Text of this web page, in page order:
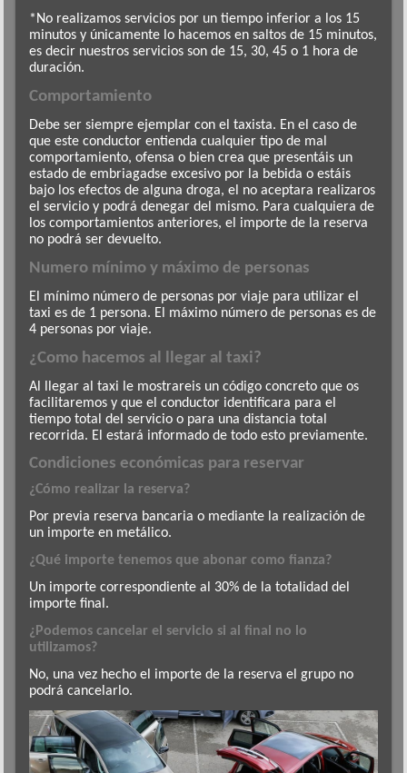
*No realizamos servicios por un tiempo inferior a los 15
minutos y únicamente lo hacemos en saltos de 15 minutos,
es decir nuestros servicios son de 15, 30, 45 o 1 hora de
duración.
Comportamiento
Debe ser siempre ejemplar con el taxista. En el caso de
que este conductor entienda cualquier tipo de mal
comportamiento, ofensa o bien crea que presentáis un
estado de embriagadse excesivo por la bebida o estáis
bajo los efectos de alguna droga, el no aceptara realizaros
el servicio y podrá denegar del mismo. Para cualquiera de
los comportamientos anteriores, el importe de la reserva
no podrá ser devuelto.
Numero mínimo y máximo de personas
El mínimo número de personas por viaje para utilizar el
taxi es de 1 persona. El máximo número de personas es de
4 personas por viaje.
¿Como hacemos al llegar al taxi?
Al llegar al taxi le mostrareis un código concreto que os
facilitaremos y que el conductor identificara para el
tiempo total del servicio o para una distancia total
recorrida. El estará informado de todo esto previamente.
Condiciones económicas para reservar
¿Cómo realizar la reserva?
Por previa reserva bancaria o mediante la realización de
un importe en metálico.
¿Qué importe tenemos que abonar como fianza?
Un importe correspondiente al 30% de la totalidad del
importe final.
¿Podemos cancelar el servicio si al final no lo
utilizamos?
No, una vez hecho el importe de la reserva el grupo no
podrá cancelarlo.